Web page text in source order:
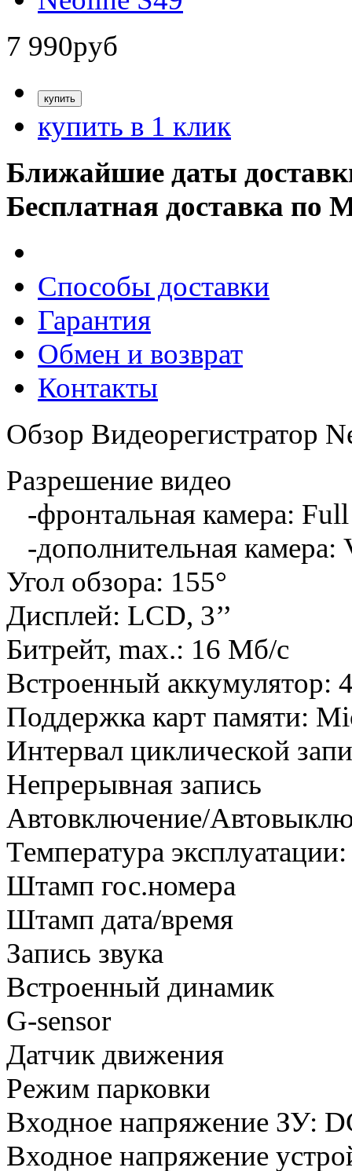
7 990руб
купить в 1 клик
Ближайшие даты
Бесплатная доставка по
Способы доставки
Гарантия
Обмен и возврат
Контакты
Обзор Видеорегистратор
Разрешение видео
-фронтальная камера:
-дополнительная камера:
Угол обзора: 155°
Дисплей: LCD, 3’’
Битрейт, max.: 16 Мб/с
Встроенный аккумулятор:
Поддержка карт памяти:
Интервал циклической
Непрерывная запись
Автовключение/
Температура
Штамп гос.номера
Штамп дата/время
Запись звука
Встроенный динамик
G-sensor
Датчик движения
Режим парковки
Входное напряжение ЗУ:
Входное напряжение